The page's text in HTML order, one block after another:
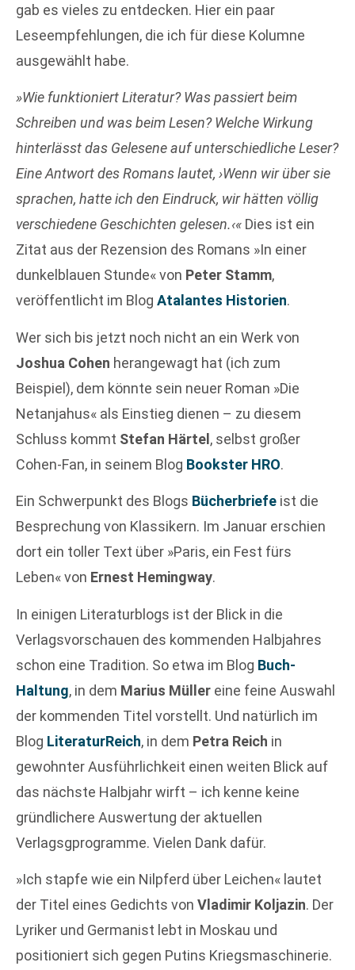
gab es vieles zu entdecken. Hier ein paar
Leseempfehlungen, die ich für diese Kolumne
ausgewählt habe.
»Wie funktioniert Literatur? Was passiert beim
Schreiben und was beim Lesen? Welche Wirkung
hinterlässt das Gelesene auf unterschiedliche Leser?
Eine Antwort des Romans lautet, ›Wenn wir über sie
sprachen, hatte ich den Eindruck, wir hätten völlig
verschiedene Geschichten gelesen.‹« Dies ist ein
Zitat aus der Rezension des Romans »In einer
dunkelblauen Stunde« von Peter Stamm,
veröffentlicht im Blog Atalantes Historien.
Wer sich bis jetzt noch nicht an ein Werk von
Joshua Cohen herangewagt hat (ich zum
Beispiel), dem könnte sein neuer Roman »Die
Netanjahus« als Einstieg dienen – zu diesem
Schluss kommt Stefan Härtel, selbst großer
Cohen-Fan, in seinem Blog Bookster HRO.
Ein Schwerpunkt des Blogs Bücherbriefe ist die
Besprechung von Klassikern. Im Januar erschien
dort ein toller Text über »Paris, ein Fest fürs
Leben« von Ernest Hemingway.
In einigen Literaturblogs ist der Blick in die
Verlagsvorschauen des kommenden Halbjahres
schon eine Tradition. So etwa im Blog Buch-
Haltung, in dem Marius Müller eine feine Auswahl
der kommenden Titel vorstellt. Und natürlich im
Blog LiteraturReich, in dem Petra Reich in
gewohnter Ausführlichkeit einen weiten Blick auf
das nächste Halbjahr wirft – ich kenne keine
gründlichere Auswertung der aktuellen
Verlagsgprogramme. Vielen Dank dafür.
»Ich stapfe wie ein Nilpferd über Leichen« lautet
der Titel eines Gedichts von Vladimir Koljazin. Der
Lyriker und Germanist lebt in Moskau und
positioniert sich gegen Putins Kriegsmaschinerie.